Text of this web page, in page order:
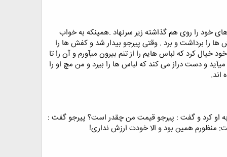
خود را روی هم گذاشته زیر سرنهاد .همینکه به خواب
برداشت و برد . وقتی پیرجو بیدار شد و کفش ها را
کرد که لباس هایم را از تنم بیرون میآورم و آن را تا
و دست دراز می کند که لباس ها را بیرد و من مچ او را
اند.
به او کرد و گفت : پیرجو قیمت من چقدر است؟ پیرجو گفت :
منظورم همین بود و الا خودت ارزش نداری!